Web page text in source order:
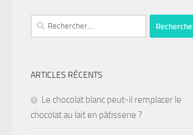
ARTICLES RÉCENTS
Le chocolat blanc peut-il remplacer le
chocolat au lait en pâtisserie ?